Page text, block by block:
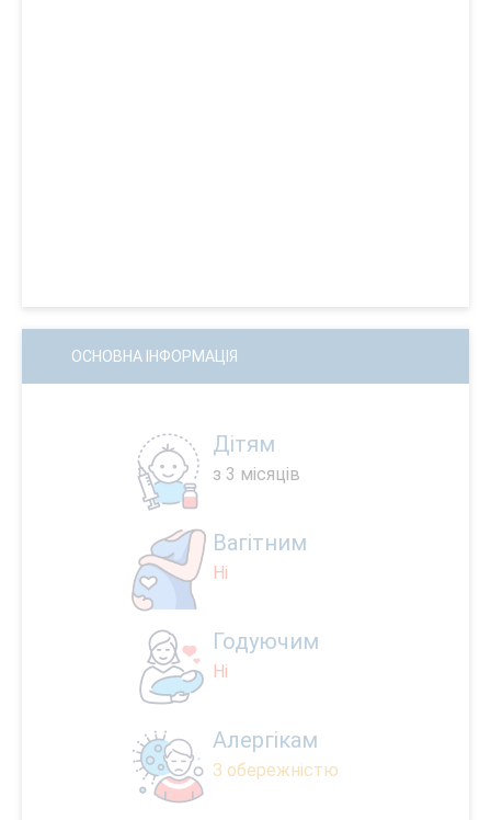
ОСНОВНА ІНФОРМАЦІЯ
Дітям
з 3 місяців
Вагітним
Ні
Годуючим
Ні
Алергікам
З обережністю